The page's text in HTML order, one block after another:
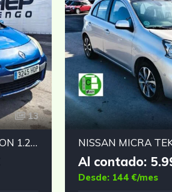
13
RENAULT CLIO EXPRESION 1.2 16V NISSAN MICRA
Al contado:
Desde: 144 €/mes